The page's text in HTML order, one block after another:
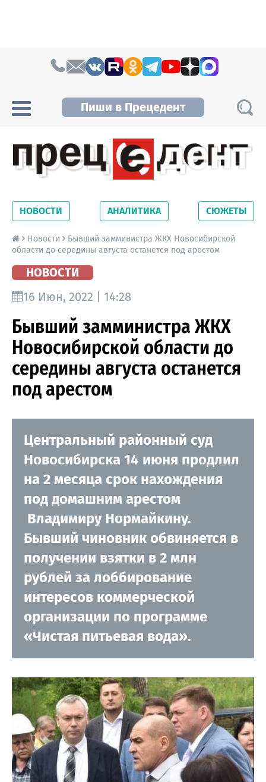
Пиши в Прецедент
Новосибирской области. Читайте свежие
новости на сайте сетевого издания
Precedent.
НОВОСТИ АНАЛИТИКА СЮЖЕТЫ
Новости
Бывший замминистра ЖКХ Новосибирской
области до середины августа останется под арестом
НОВОСТИ
16 Июн, 2022 | 14:28
Бывший замминистра ЖКХ
Новосибирской области до
середины августа останется
под арестом
Центральный районный суд
Новосибирска 14 июня продлил
на 2 месяца срок нахождения
под домашним арестом
Владимиру Нормайкину.
Бывший чиновник обвиняется в
получении взятки в 2 млн
рублей за лоббирование
интересов коммерческой
организации по программе
«Чистая питьевая вода».